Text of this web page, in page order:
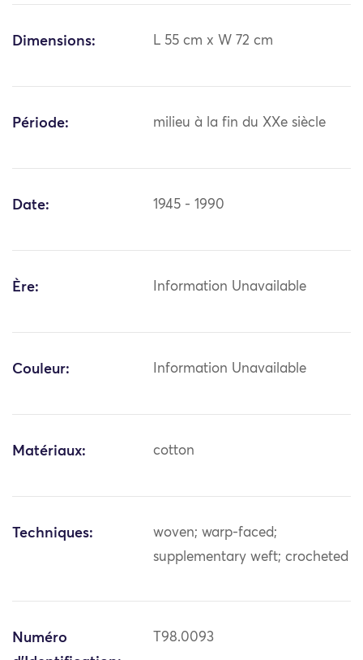
Dimensions: L 55 cm x W 72 cm
Période: milieu à la fin du XXe siècle
Date: 1945 - 1990
Ère: Information Unavailable
Couleur: Information Unavailable
Matériaux: cotton
Techniques:
woven; warp-faced;
supplementary weft; crocheted
Numéro
T98.0093